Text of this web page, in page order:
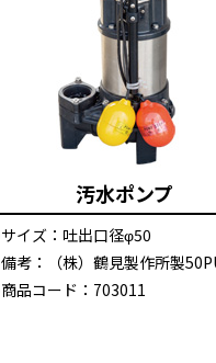
汚水ポンプ
サイズ：吐出口径φ50
備考：（株）鶴見製作所製
商品コード：703011